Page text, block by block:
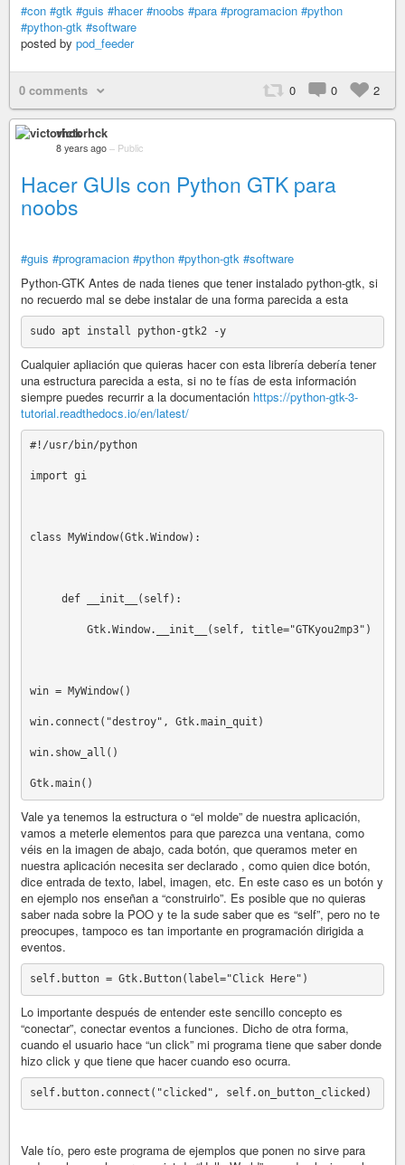
#con #gtk #guis #hacer #noobs #para #programacion #python
#python-gtk #software
posted by pod_feeder
0 comments 0 0 2
victorhck
8 years ago – Public
Hacer GUIs con Python GTK para
noobs
#guis #programacion #python #python-gtk #software
Python-GTK Antes de nada tienes que tener instalado python-gtk, si
no recuerdo mal se debe instalar de una forma parecida a esta
Cualquier apliación que quieras hacer con esta librería debería tener
una estructura parecida a esta, si no te fías de esta información
siempre puedes recurrir a la documentación https://python-gtk-3-
tutorial.readthedocs.io/en/latest/
#!/usr/bin/python
import gi
class MyWindow(Gtk.Window):
win = MyWindow()
win.connect("destroy", Gtk.main_quit)
win.show_all()
Vale ya tenemos la estructura o “el molde” de nuestra aplicación,
vamos a meterle elementos para que parezca una ventana, como
véis en la imagen de abajo, cada botón, que queramos meter en
nuestra aplicación necesita ser declarado , como quien dice botón,
dice entrada de texto, label, imagen, etc. En este caso es un botón y
en ejemplo nos enseñan a “construirlo”. Es posible que no quieras
saber nada sobre la POO y te la sude saber que es “self”, pero no te
preocupes, tampoco es tan importante en programación dirigida a
eventos.
Lo importante después de entender este sencillo concepto es
“conectar”, conectar eventos a funciones. Dicho de otra forma,
cuando el usuario hace “un click” mi programa tiene que saber donde
hizo click y que tiene que hacer cuando eso ocurra.
Vale tío, pero este programa de ejemplos que ponen no sirve para